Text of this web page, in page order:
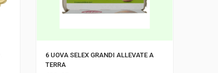
6 UOVA SELEX GRANDI ALLEVATE A
TERRA